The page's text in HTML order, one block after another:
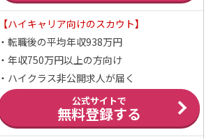
【ハイキャリア向けのスカウト】
・転職後の平均年収938万円
・年収750万円以上の方向け
・ハイクラス非公開求人が届く
公式サイトで
無料登録する